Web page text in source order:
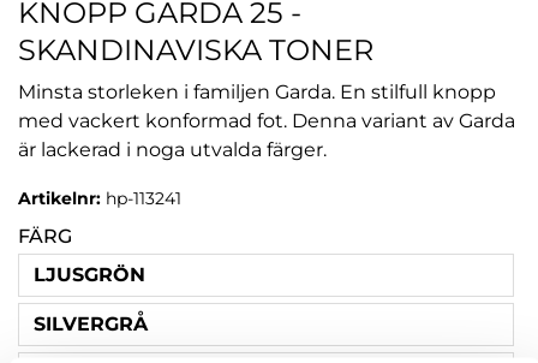
KNOPP GARDA 25 -
SKANDINAVISKA TONER
Minsta storleken i familjen Garda. En stilfull knopp
med vackert konformad fot. Denna variant av Garda
är lackerad i noga utvalda färger.
Artikelnr: hp-113241
FÄRG
LJUSGRÖN
SILVERGRÅ